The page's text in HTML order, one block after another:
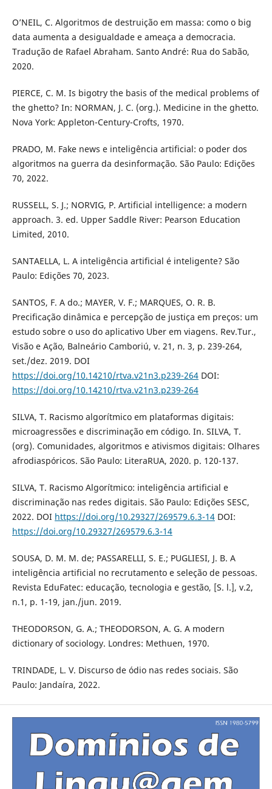
O’NEIL, C. Algoritmos de destruição em massa: como o big
data aumenta a desigualdade e ameaça a democracia.
Tradução de Rafael Abraham. Santo André: Rua do Sabão,
2020.
PIERCE, C. M. Is bigotry the basis of the medical problems of
the ghetto? In: NORMAN, J. C. (org.). Medicine in the ghetto.
Nova York: Appleton-Century-Crofts, 1970.
PRADO, M. Fake news e inteligência artificial: o poder dos
algoritmos na guerra da desinformação. São Paulo: Edições
70, 2022.
RUSSELL, S. J.; NORVIG, P. Artificial intelligence: a modern
approach. 3. ed. Upper Saddle River: Pearson Education
Limited, 2010.
SANTAELLA, L. A inteligência artificial é inteligente? São
Paulo: Edições 70, 2023.
SANTOS, F. A do.; MAYER, V. F.; MARQUES, O. R. B.
Precificação dinâmica e percepção de justiça em preços: um
estudo sobre o uso do aplicativo Uber em viagens. Rev.Tur.,
Visão e Ação, Balneário Camboriú, v. 21, n. 3, p. 239-264,
set./dez. 2019. DOI
https://doi.org/10.14210/rtva.v21n3.p239-264DOI:
https://doi.org/10.14210/rtva.v21n3.p239-264
SILVA, T. Racismo algorítmico em plataformas digitais:
microagressões e discriminação em código. In. SILVA, T.
(org). Comunidades, algoritmos e ativismos digitais: Olhares
afrodiaspóricos. São Paulo: LiteraRUA, 2020. p. 120-137.
SILVA, T. Racismo Algorítmico: inteligência artificial e
discriminação nas redes digitais. São Paulo: Edições SESC,
2022. DOI https://doi.org/10.29327/269579.6.3-14DOI:
https://doi.org/10.29327/269579.6.3-14
SOUSA, D. M. M. de; PASSARELLI, S. E.; PUGLIESI, J. B. A
inteligência artificial no recrutamento e seleção de pessoas.
Revista EduFatec: educação, tecnologia e gestão, [S. l.], v.2,
n.1, p. 1-19, jan./jun. 2019.
THEODORSON, G. A.; THEODORSON, A. G. A modern
dictionary of sociology. Londres: Methuen, 1970.
TRINDADE, L. V. Discurso de ódio nas redes sociais. São
Paulo: Jandaíra, 2022.